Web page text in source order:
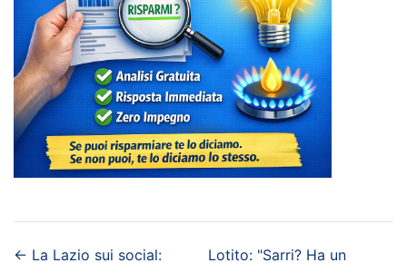
← La Lazio sui social:
Lotito: "Sarri? Ha un